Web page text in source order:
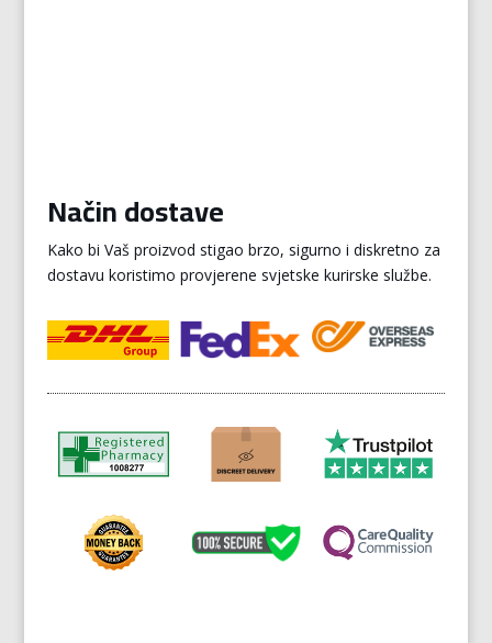
Način dostave
Kako bi Vaš proizvod stigao brzo, sigurno i diskretno za
dostavu koristimo provjerene svjetske kurirske službe.